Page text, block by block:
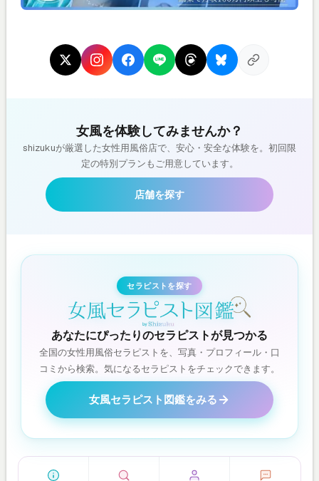
女風を体験してみませんか？
shizukuが厳選した女性用風俗店で、安心・安全な体験を。初回限
定の特別プランもご用意しています。
店舗を探す
セラピストを探す
あなたにぴったりのセラピストが見つかる
全国の女性用風俗セラピストを、写真・プロフィール・口
コミから検索。気になるセラピストをチェックできます。
女風セラピスト図鑑をみる